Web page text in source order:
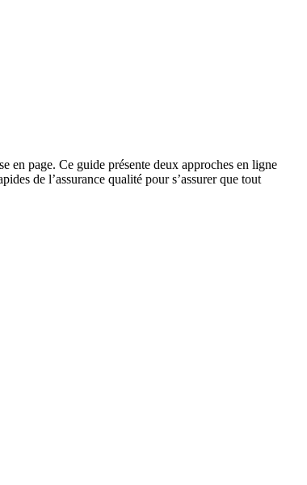
en page. Ce guide présente deux approches en ligne
de l’assurance qualité pour s’assurer que tout